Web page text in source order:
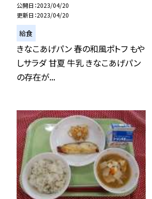
公開日 2023/04/20
更新日 2023/04/20
給食
きなこあげパン 春の和風ポトフ もや
しサラダ 甘夏 牛乳 きなこあげパン
の存在が...